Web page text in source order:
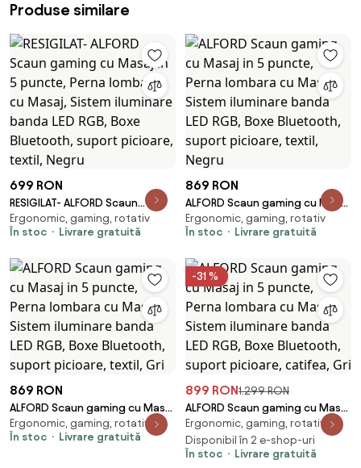
Produse similare
699 RON
RESIGILAT- ALFORD Scaun
gaming cu Masaj in 5 puncte,
Perna lombara cu Masaj, Sistem
Bluetooth, suport picioare,
textil, Negru
Ergonomic, gaming, rotativ
În stoc
Livrare gratuită
869 RON
ALFORD Scaun gaming cu Masaj
in 5 puncte, Perna lombara cu
Masaj, Sistem iluminare banda
suport picioare, textil, Negru
Ergonomic, gaming, rotativ
În stoc
Livrare gratuită
869 RON
ALFORD Scaun gaming cu Masaj
in 5 puncte, Perna lombara cu
Masaj, Sistem iluminare banda
Ergonomic, gaming, rotativ
În stoc
Livrare gratuită
-31 %
899 RON1.299 RON
ALFORD Scaun gaming cu Masaj
in 5 puncte, Perna lombara cu
Masaj, Sistem iluminare banda
LED RGB, Boxe Bluetooth,
Ergonomic, gaming, rotativ
Disponibil în 2 e-shop-uri
În stoc
Livrare gratuită